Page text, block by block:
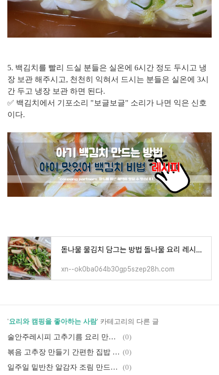
5. 백김치를 빨리 드실 분들은 실온에 6시간 정도 두시고 냉
장 보관 해주시고, 천천히 익혀서 드시는 분들은 실온에 3시
간 두고 냉장 보관 하면 된다.
✅ 백김치에서 기포소리 "보글보글" 소리가 나면 익은 신호
이다.
돋나물 물김치 담그는 방법 돌나물 요리 레시피 간편 반찬
xn--ok0ba064b30gp5szep28h.com
' 요리와 캠핑을 좋아하는 사람' 카테고리의 다른 글
술안주레시피 고추기름 요리 만들기 효능 칼로리 보관 세탁
(0)
볶음 고추장 만들기 간편한 집밥 레시피 소고기 듬뿍 볶음 레시피 (0)
일주일 밑반찬 알감자 조림 만드는 법 효능 칼로리 제철 정리
(0)